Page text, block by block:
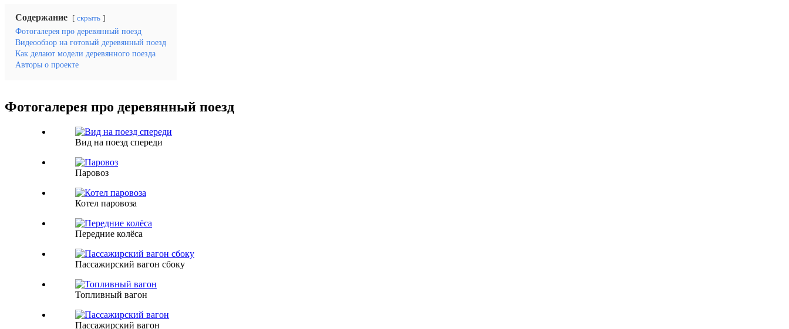
Содержание скрыть
Фотогалерея про деревянный поезд
Видеообзор на готовый деревянный поезд
Как делают модели деревянного поезда
Авторы о проекте
Фотогалерея про деревянный поезд
Вид на поезд спереди
Паровоз
Котел паровоза
Передние колёса
Пассажирский вагон сбоку
Топливный вагон
Пассажирский вагон